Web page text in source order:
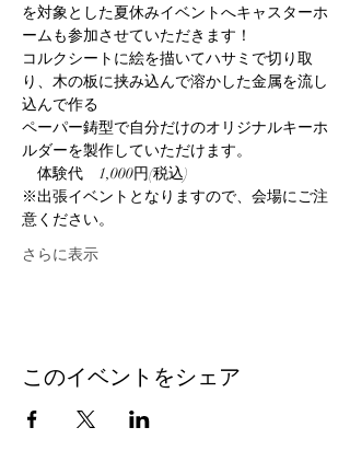
を対象とした夏休みイベントへキャスターホ
ームも参加させていただきます！
コルクシートに絵を描いてハサミで切り取
り、木の板に挟み込んで溶かした金属を流し
込んで作る
ペーパー鋳型で自分だけのオリジナルキーホ
ルダーを製作していただけます。
体験代　1,000円(税込)
※出張イベントとなりますので、会場にご注
意ください。
さらに表示
このイベントをシェア